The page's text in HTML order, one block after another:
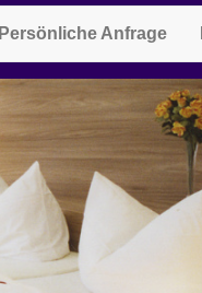
Persönliche Anfrage